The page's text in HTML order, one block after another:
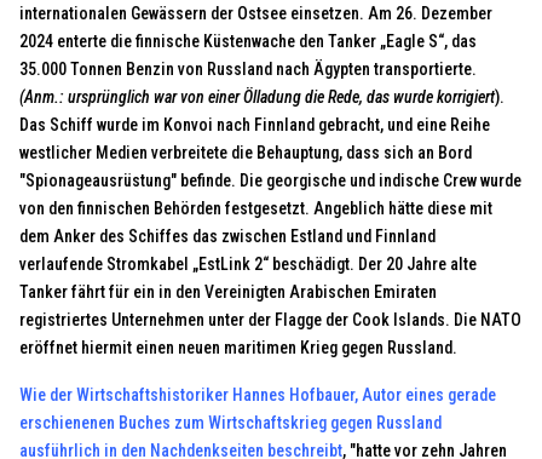
internationalen Gewässern der Ostsee einsetzen. Am 26. Dezember
2024 enterte die finnische Küstenwache den Tanker „Eagle S“, das
35.000 Tonnen Benzin von Russland nach Ägypten transportierte.
(Anm.: ursprünglich war von einer Ölladung die Rede, das wurde korrigiert).
Das Schiff wurde im Konvoi nach Finnland gebracht, und eine Reihe
westlicher Medien verbreitete die Behauptung, dass sich an Bord
"Spionageausrüstung" befinde. Die georgische und indische Crew wurde
von den finnischen Behörden festgesetzt. Angeblich hätte diese mit
dem Anker des Schiffes das zwischen Estland und Finnland
verlaufende Stromkabel „EstLink 2“ beschädigt. Der 20 Jahre alte
Tanker fährt für ein in den Vereinigten Arabischen Emiraten
registriertes Unternehmen unter der Flagge der Cook Islands. Die NATO
eröffnet hiermit einen neuen maritimen Krieg gegen Russland.
Wie der Wirtschaftshistoriker Hannes Hofbauer, Autor eines gerade
erschienenen Buches zum Wirtschaftskrieg gegen Russland
ausführlich in den Nachdenkseiten beschreibt, "hatte vor zehn Jahren